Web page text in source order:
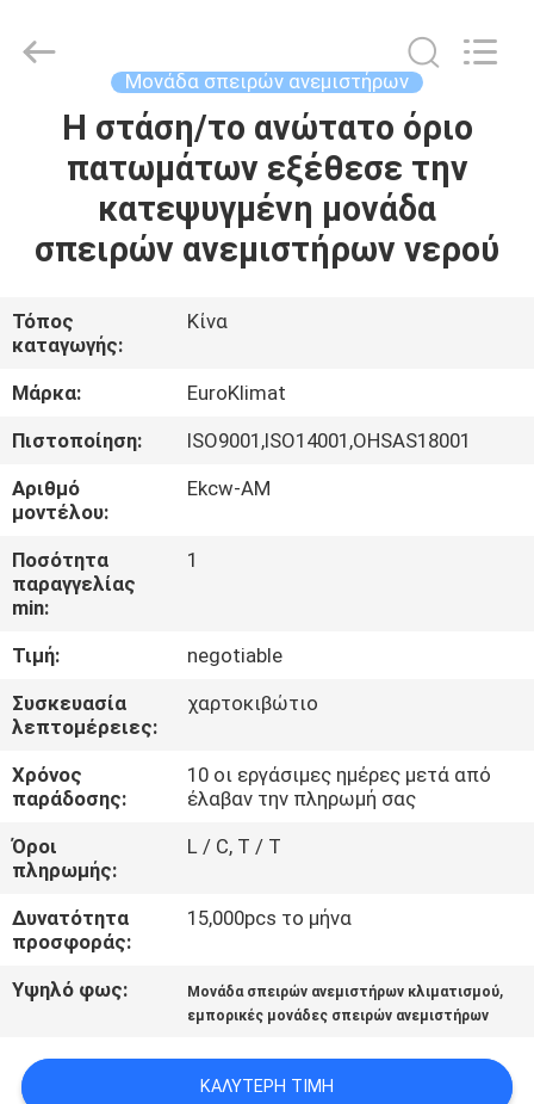
ΣΠΊΤΙ
ΠΡΟΪΌΝΤΑ
ΠΕΡΊΠΟΥ
ΕΜΕΊΣ
ΓΎΡΟΣ
ΕΡΓΟΣΤΑΣΊΩΝ
ΠΟΙΟΤΙΚΌΣ
ΈΛΕΓΧΟΣ
ΕΛΆΤΕ
ΣΕ
ΕΠΑΦΉ
ΜΕ
ΖΗΤΉΣΤΕ
ΈΝΑ
ΑΠΌΣΠΑΣΜΑ
NEWS
Conditioning
Μονάδα σπειρών ανεμιστήρων
Η στάση/το ανώτατο όριο
πατωμάτων εξέθεσε την
κατεψυγμένη μονάδα
σπειρών ανεμιστήρων νερού
Τόπος
καταγωγής:
Κίνα
Μάρκα:
EuroKlimat
Πιστοποίηση:
ISO9001,ISO14001,OHSAS18001
Αριθμό
μοντέλου:
Ekcw-ΑΜ
Ποσότητα
παραγγελίας
min:
1
Τιμή:
negotiable
Συσκευασία
λεπτομέρειες:
χαρτοκιβώτιο
Χρόνος
παράδοσης:
10 οι εργάσιμες ημέρες μετά από
έλαβαν την πληρωμή σας
Όροι
πληρωμής:
L / C, T / T
Δυνατότητα
προσφοράς:
15,000pcs το μήνα
Υψηλό φως: Μονάδα σπειρών ανεμιστήρων κλιματισμού,
εμπορικές μονάδες σπειρών ανεμιστήρων
ΚΑΛΎΤΕΡΗ ΤΙΜΉ